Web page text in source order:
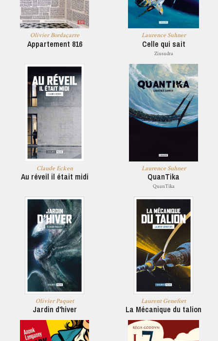
Olivier Bordaçarre
Appartement 816
Laurence Suhner
Celle qui sait
Ziusudra
Claude Ecken
Au réveil il était midi
Laurence Suhner
QuanTika
QuanTika
Olivier Paquet
Jardin d'hiver
Laurent Genefort
La Mécanique du talion